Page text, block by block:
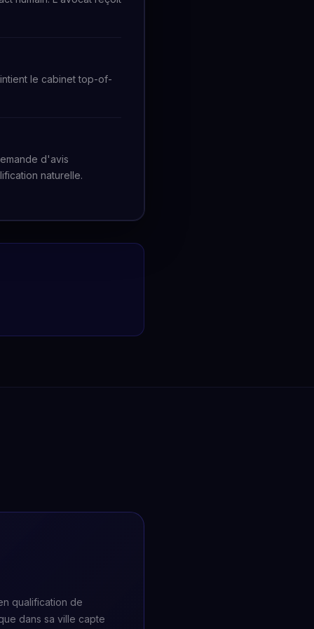
le cabinet top-of-
d'avis
naturelle.
qualification de
dans sa ville capte